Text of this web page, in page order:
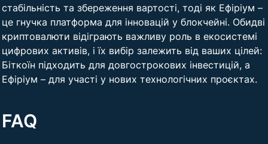
стабільність та збереження вартості, тоді як Ефіріум –
це гнучка платформа для інновацій у блокчейні. Обидві
криптовалюти відіграють важливу роль в екосистемі
цифрових активів, і їх вибір залежить від ваших цілей:
Біткоїн підходить для довгострокових інвестицій, а
Ефіріум – для участі у нових технологічних проєктах.
FAQ